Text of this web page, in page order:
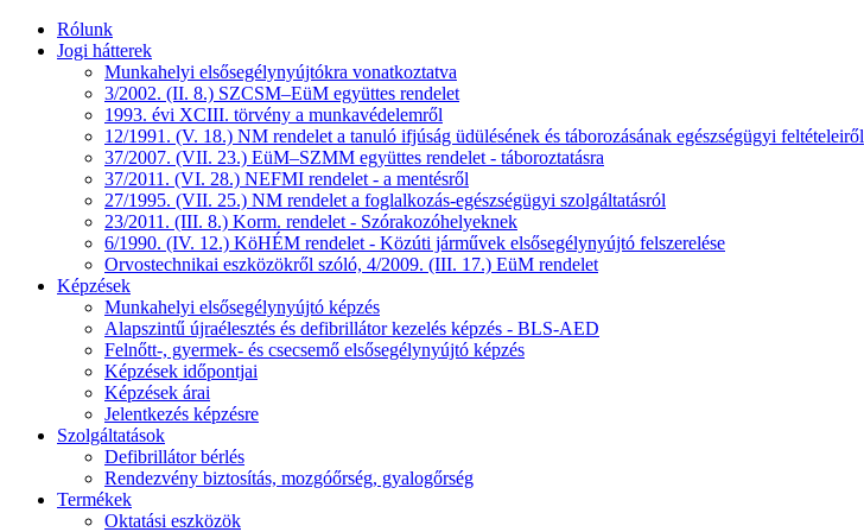
Rólunk
Jogi hátterek
Munkahelyi elsősegélynyújtókra vonatkoztatva
3/2002. (II. 8.) SZCSM–EüM együttes rendelet
1993. évi XCIII. törvény a munkavédelemről
12/1991. (V. 18.) NM rendelet a tanuló ifjúság üdülésének és táborozásának egészségügyi feltételeiről
37/2007. (VII. 23.) EüM–SZMM együttes rendelet - táboroztatásra
37/2011. (VI. 28.) NEFMI rendelet - a mentésről
27/1995. (VII. 25.) NM rendelet a foglalkozás-egészségügyi szolgáltatásról
23/2011. (III. 8.) Korm. rendelet - Szórakozóhelyeknek
6/1990. (IV. 12.) KöHÉM rendelet - Közúti járművek elsősegélynyújtó felszerelése
Orvostechnikai eszközökről szóló, 4/2009. (III. 17.) EüM rendelet
Képzések
Munkahelyi elsősegélynyújtó képzés
Alapszintű újraélesztés és defibrillátor kezelés képzés - BLS-AED
Felnőtt-, gyermek- és csecsemő elsősegélynyújtó képzés
Képzések időpontjai
Képzések árai
Jelentkezés képzésre
Szolgáltatások
Defibrillátor bérlés
Rendezvény biztosítás, mozgóőrség, gyalogőrség
Termékek
Oktatási eszközök